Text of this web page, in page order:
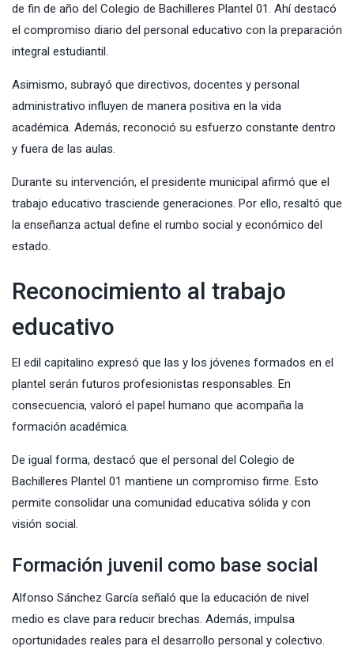
de fin de año del Colegio de Bachilleres Plantel 01. Ahí destacó
el compromiso diario del personal educativo con la preparación
integral estudiantil.
Asimismo, subrayó que directivos, docentes y personal
administrativo influyen de manera positiva en la vida
académica. Además, reconoció su esfuerzo constante dentro
y fuera de las aulas.
Durante su intervención, el presidente municipal afirmó que el
trabajo educativo trasciende generaciones. Por ello, resaltó que
la enseñanza actual define el rumbo social y económico del
estado.
Reconocimiento al trabajo
educativo
El edil capitalino expresó que las y los jóvenes formados en el
plantel serán futuros profesionistas responsables. En
consecuencia, valoró el papel humano que acompaña la
formación académica.
De igual forma, destacó que el personal del Colegio de
Bachilleres Plantel 01 mantiene un compromiso firme. Esto
permite consolidar una comunidad educativa sólida y con
visión social.
Formación juvenil como base social
Alfonso Sánchez García señaló que la educación de nivel
medio es clave para reducir brechas. Además, impulsa
oportunidades reales para el desarrollo personal y colectivo.